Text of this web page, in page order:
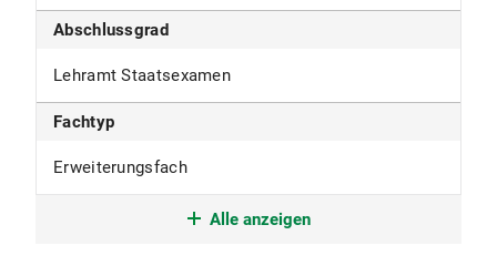
Abschlussgrad
Lehramt Staatsexamen
Fachtyp
Erweiterungsfach
Alle anzeigen